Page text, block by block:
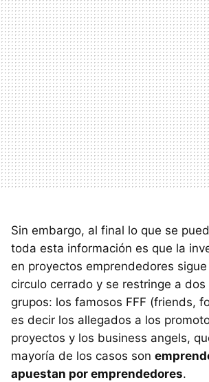
Sin embargo, al final lo que se
toda esta información es que la
en proyectos emprendedores
circulo cerrado y se restringe a dos
grupos: los famosos FFF (friends,
es decir los allegados a los
proyectos y los business angels,
mayoría de los casos son
apuestan por emprendedores.